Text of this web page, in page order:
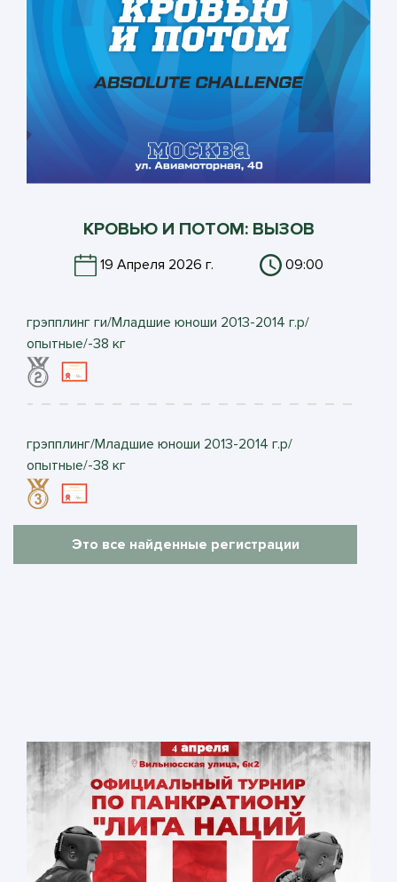
КРОВЬЮ И ПОТОМ: ВЫЗОВ
19 Апреля 2026 г. 09:00
грэпплинг ги/Младшие юноши 2013-2014 г.р/
опытные/-38 кг
грэпплинг/Младшие юноши 2013-2014 г.р/
опытные/-38 кг
Это все найденные регистрации